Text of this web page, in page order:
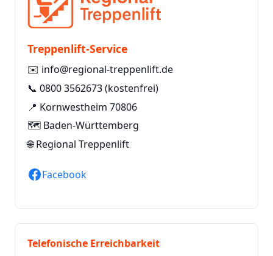
Treppenlift-Service
✉️ info@regional-treppenlift.de
📞 0800 3562673(kostenfrei)
📍 Kornwestheim 70806
🗺️ Baden-Württemberg
🌐Regional Treppenlift
Facebook
Telefonische Erreichbarkeit